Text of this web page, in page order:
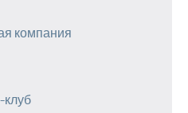
компания
клуб